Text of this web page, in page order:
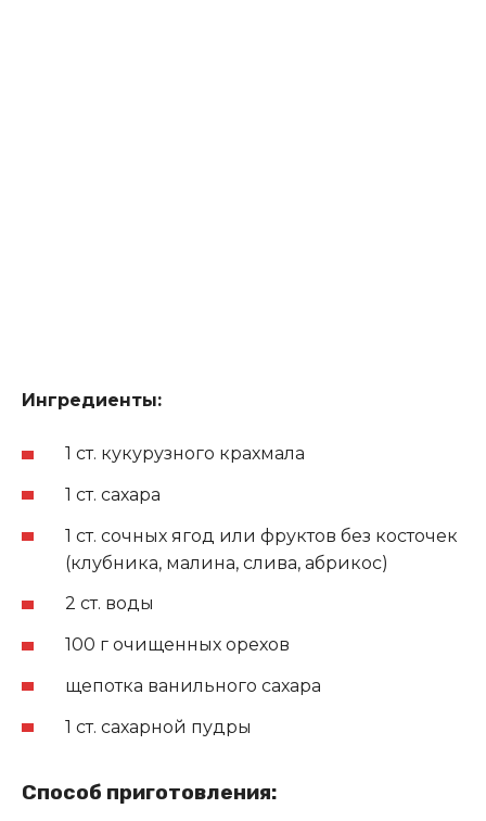
Ингредиенты:
1 ст. кукурузного крахмала
1 ст. сахара
1 ст. сочных ягод или фруктов без косточек
(клубника, малина, слива, абрикос)
2 ст. воды
100 г очищенных орехов
щепотка ванильного сахара
1 ст. сахарной пудры
Способ приготовления: